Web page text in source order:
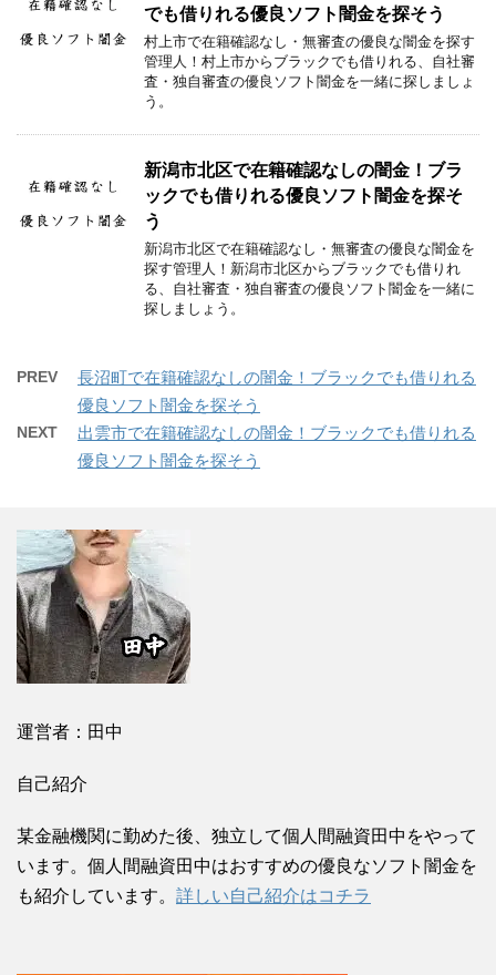
でも借りれる優良ソフト闇金を探そう
村上市で在籍確認なし・無審査の優良な闇金を探す
管理人！村上市からブラックでも借りれる、自社審
査・独自審査の優良ソフト闇金を一緒に探しましょ
う。
新潟市北区で在籍確認なしの闇金！ブラ
ックでも借りれる優良ソフト闇金を探そ
う
新潟市北区で在籍確認なし・無審査の優良な闇金を
探す管理人！新潟市北区からブラックでも借りれ
る、自社審査・独自審査の優良ソフト闇金を一緒に
探しましょう。
PREV
長沼町で在籍確認なしの闇金！ブラックでも借りれる
優良ソフト闇金を探そう
NEXT
出雲市で在籍確認なしの闇金！ブラックでも借りれる
優良ソフト闇金を探そう
運営者：田中
自己紹介
某金融機関に勤めた後、独立して個人間融資田中をやって
います。個人間融資田中はおすすめの優良なソフト闇金を
も紹介しています。 詳しい自己紹介はコチラ